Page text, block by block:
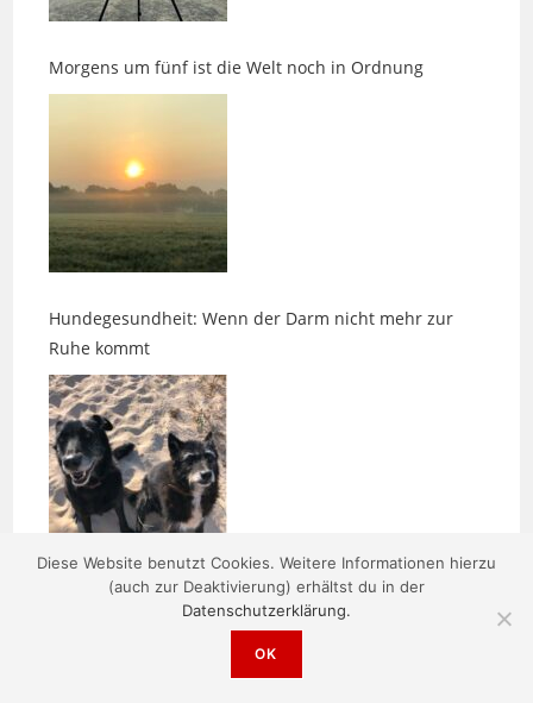
Morgens um fünf ist die Welt noch in Ordnung
Hundegesundheit: Wenn der Darm nicht mehr zur
Diese Website benutzt Cookies. Weitere Informationen hierzu
(auch zur Deaktivierung) erhältst du in der
Datenschutzerklärung.
OK